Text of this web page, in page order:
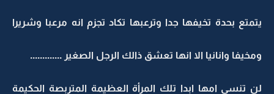
يتمتع بحدة تخيفها جدا وترعبها تكاد تجزم انه مرعبا وشريرا
ومخيفا وانانيا الا انها تعشق ذالك الرجل الصغير .............
لن تنسى امها ابدا تلك المرأة العظيمة المتربصة الحكيمة